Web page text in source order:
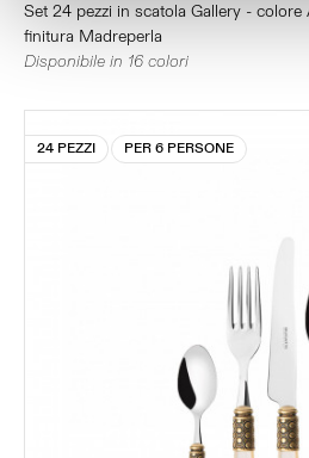
Set 24 pezzi in scatola Gallery - colore
finitura Madreperla
Disponibile in 16 colori
24 PEZZI PER 6 PERSONE